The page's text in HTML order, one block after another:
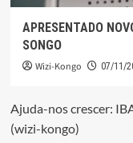
APRESENTADO
SONGO
Wizi-Kongo 07/11/
Ajuda-nos crescer:
(wizi-kongo)